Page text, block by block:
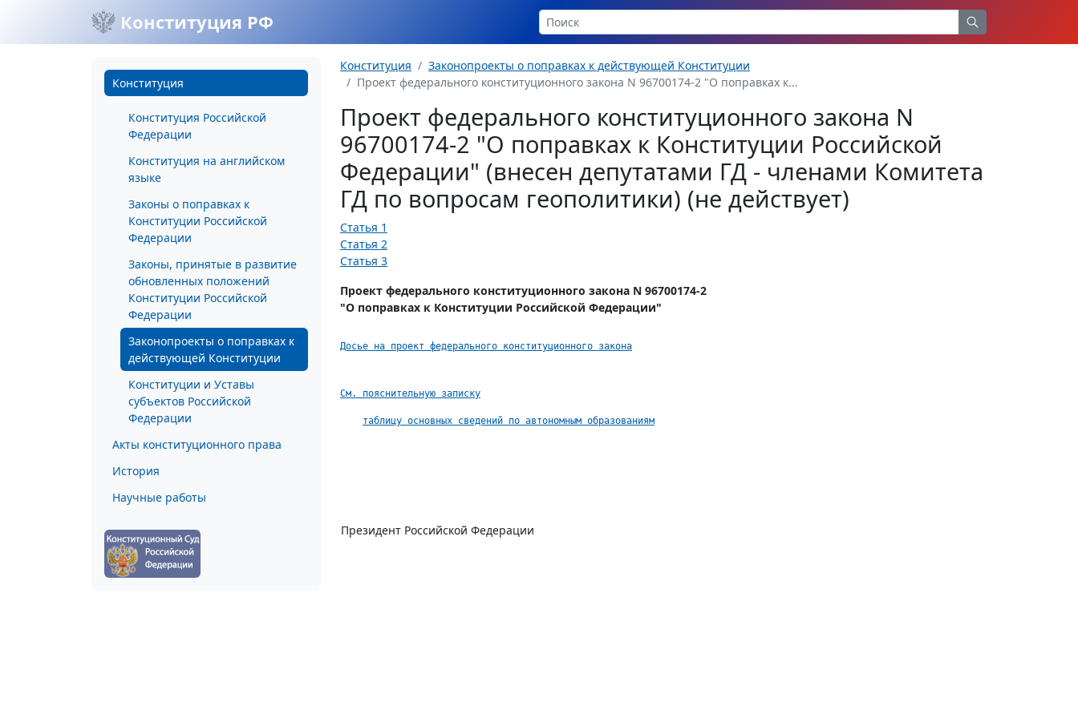
Конституция РФ
Конституция
Конституция Российской
Федерации
Конституция на английском
языке
Законы о поправках к
Конституции Российской
Федерации
Законы, принятые в развитие
обновленных положений
Конституции Российской
Федерации
Законопроекты о поправках к
действующей Конституции
Конституции и Уставы
субъектов Российской
Федерации
Акты конституционного права
История
Научные работы
Конституция
Законопроекты о поправках к действующей Конституции
Проект федерального конституционного закона N 96700174-2 "О поправках к...
Проект федерального конституционного закона N
96700174-2 "О поправках к Конституции Российской
Федерации" (внесен депутатами ГД - членами Комитета
ГД по вопросам геополитики) (не действует)
Статья 1
Статья 2
Статья 3
Проект федерального конституционного закона N 96700174-2
"О поправках к Конституции Российской Федерации"
Досье на проект федерального конституционного закона
См. пояснительную записку
таблицу основных сведений по автономным образованиям
Президент Российской Федерации